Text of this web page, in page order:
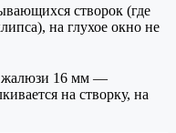
створок (где
на глухое окно не
жалюзи 16 мм —
на створку, на